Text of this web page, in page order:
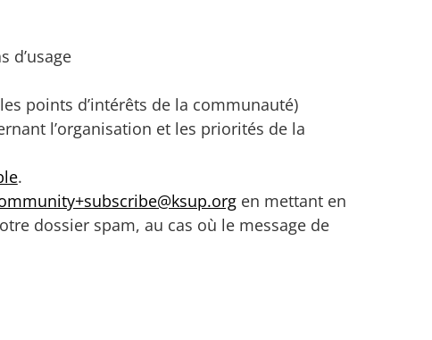
d’usage
points d’intérêts de la communauté)
l’organisation et les priorités de la
.
en mettant en
dossier spam, au cas où le message de